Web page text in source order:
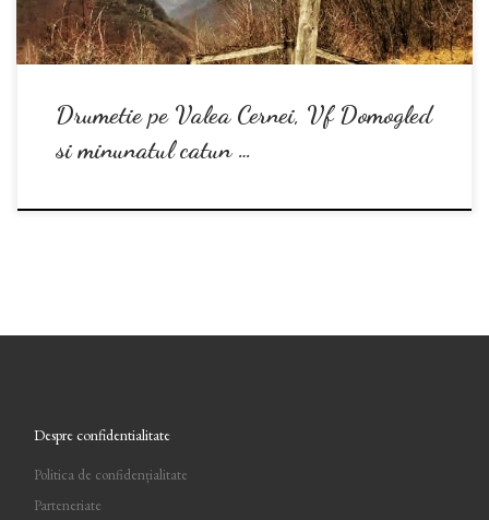
Drumetie pe Valea Cernei, Vf Domogled
si minunatul catun …
Despre confidentialitate
Politica de confidențialitate
Parteneriate